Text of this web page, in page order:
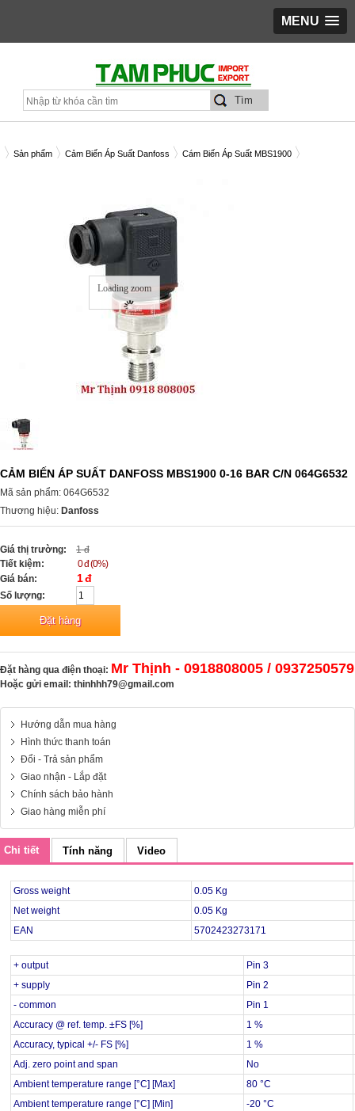
MENU
Sản phẩm Cảm Biến Áp Suất Danfoss
Cám Biến Áp Suất MBS1900
Loading zoom
CẢM BIẾN ÁP SUẤT DANFOSS MBS1900 0-16 BAR C/N 064G6532
Mã sản phẩm: 064G6532
Thương hiệu: Danfoss
Giá thị trường:
1 đ
Tiết kiệm:
0 đ (0%)
Giá bán:
1 đ
Số lượng:
Đặt hàng qua điện thoại: Mr Thịnh - 0918808005 / 0937250579
Hoặc gửi email: thinhhh79@gmail.com
Hướng dẫn mua hàng
Hình thức thanh toán
Đổi - Trả sản phẩm
Giao nhận - Lắp đặt
Chính sách bảo hành
Giao hàng miễn phí
Chi tiết Tính năng Video
Gross weight
0.05 Kg
Net weight
0.05 Kg
EAN
5702423273171
+ output
Pin 3
+ supply
Pin 2
- common
Pin 1
Accuracy @ ref. temp. ±FS [%]
1 %
Accuracy, typical +/- FS [%]
1 %
Adj. zero point and span
No
Ambient temperature range [°C] [Max]
80 °C
Ambient temperature range [°C] [Min]
-20 °C